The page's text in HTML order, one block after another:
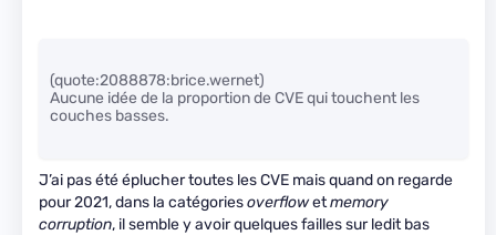
(quote:2088878:brice.wernet)
Aucune idée de la proportion de CVE qui touchent les
couches basses.
J’ai pas été éplucher toutes les CVE mais quand on regarde
pour 2021, dans la catégoriesoverflowetmemory
corruption, il semble y avoir quelques failles sur ledit bas